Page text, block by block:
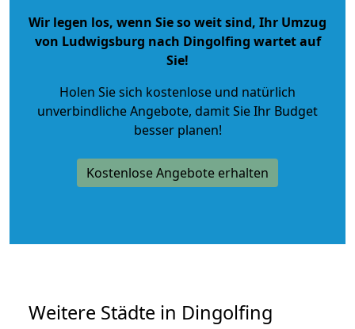
Wir legen los, wenn Sie so weit sind, Ihr Umzug
von Ludwigsburg nach Dingolfing wartet auf
Sie!
Holen Sie sich kostenlose und natürlich
unverbindliche Angebote, damit Sie Ihr Budget
besser planen!
Kostenlose Angebote erhalten
Weitere Städte in Dingolfing